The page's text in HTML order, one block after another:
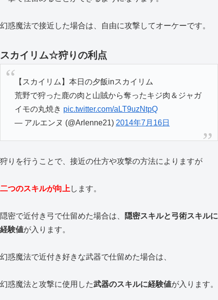
幻惑魔法で接近した場合は、自由に攻撃してオーケーです。
スカイリム☆狩りの利点
【スカイリム】本日の夕飯inスカイリム
荒野で狩った鹿の肉と山賊から奪ったキジ肉＆ジャガ
イモの丸焼き pic.twitter.com/aLT9uzNtpQ
— アルエンヌ (@Arlenne21) 2014年7月16日
狩りを行うことで、接近の仕方や攻撃の方法によりますが
二つのスキルが向上 します。
隠密で近付き弓で仕留めた場合は、
隠密スキルと弓術スキルに
経験値が入ります。
幻惑魔法で近付き好きな武器で仕留めた場合は、
幻惑魔法と攻撃に使用した武器のスキルに経験値が入ります。